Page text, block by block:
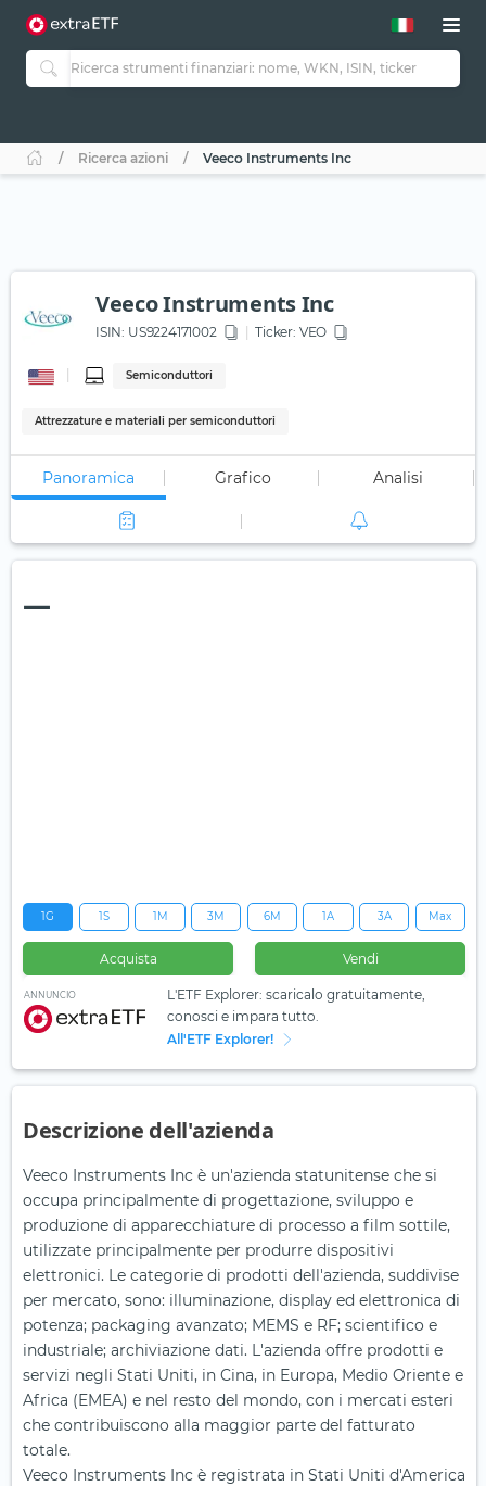
Ricerca azioni Veeco Instruments Inc
Veeco Instruments Inc
ISIN: US9224171002 Ticker: VEO
Semiconduttori
Attrezzature e materiali per semiconduttori
Panoramica Grafico Analisi
—
1G 1S 1M 3M 6M 1A 3A Max
Acquista Vendi
ANNUNCIO
L'ETF Explorer: scaricalo gratuitamente,
conosci e impara tutto.
All'ETF Explorer!
Descrizione dell'azienda
Veeco Instruments Inc è un'azienda statunitense che si
occupa principalmente di progettazione, sviluppo e
produzione di apparecchiature di processo a film sottile,
utilizzate principalmente per produrre dispositivi
elettronici. Le categorie di prodotti dell'azienda, suddivise
per mercato, sono: illuminazione, display ed elettronica di
potenza; packaging avanzato; MEMS e RF; scientifico e
industriale; archiviazione dati. L'azienda offre prodotti e
servizi negli Stati Uniti, in Cina, in Europa, Medio Oriente e
Africa (EMEA) e nel resto del mondo, con i mercati esteri
che contribuiscono alla maggior parte del fatturato
totale.
Veeco Instruments Inc è registrata in Stati Uniti d'America